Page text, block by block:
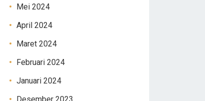
Mei 2024
April 2024
Maret 2024
Februari 2024
Januari 2024